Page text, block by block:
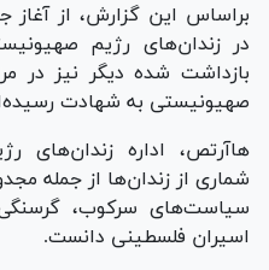
بازداشت شده دیگر نیز در
صهیونیستی به شهادت
هاآرتص، اداره زندان‌های
شماری از زندان‌ها از جمله
سیاست‌های سرکوب،
اسیران فلسطینی دانست.